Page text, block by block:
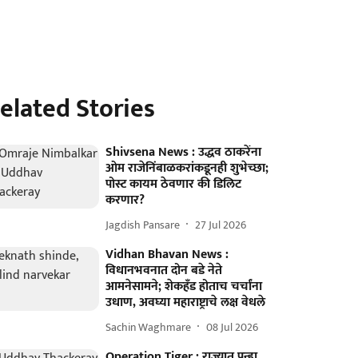
Stories
Shivsena News : उद्धव ठाकरेंना
ओम राजेनिंबाळकरांकडूनही शुभेच्छा;
पोस्ट कायम ठेवणार की डिलिट
करणार?
Jagdish Pansare 27 Jul 2026
Vidhan Bhavan News :
विधानभवनात दोन बडे नेते
आमनेसामने; शेकहँड होताच चर्चांना
उधाण, अवघ्या महाराष्ट्राचे लक्ष वेधले
Sachin Waghmare 08 Jul 2026